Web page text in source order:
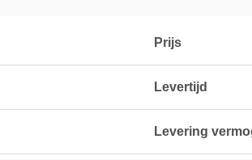
Prijs
Levertijd
Levering